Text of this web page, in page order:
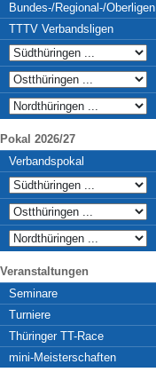
Bundes-/Regional-/Oberligen
TTTV Verbandsligen
Pokal 2026/27
Verbandspokal
Veranstaltungen
Seminare
Turniere
Thüringer TT-Race
mini-Meisterschaften